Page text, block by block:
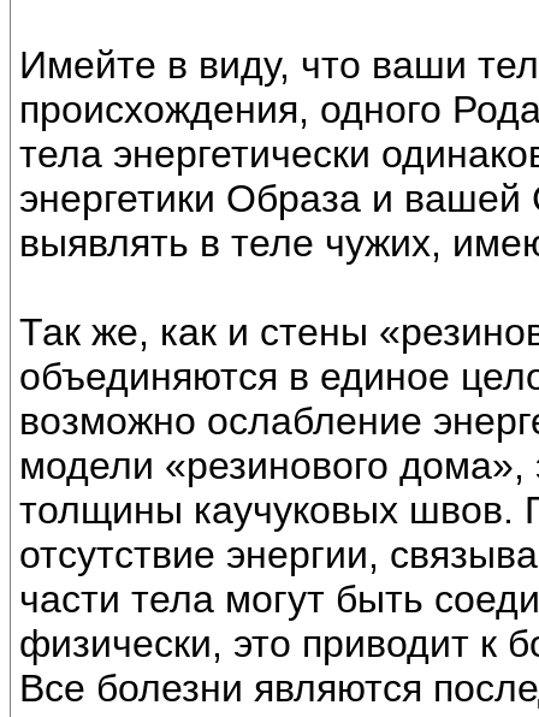
Имейте в виду, что ваши
происхождения, одного
тела энергетически
энергетики Образа и
выявлять в теле чужих,
Так же, как и стены
объединяются в единое
возможно ослабление
модели «резинового
толщины каучуковых швов.
отсутствие энергии,
части тела могут быть
физически, это приводит к
Все болезни являются